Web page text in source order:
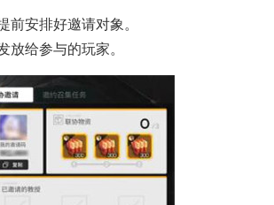
安排好邀请对象。
给参与的玩家。